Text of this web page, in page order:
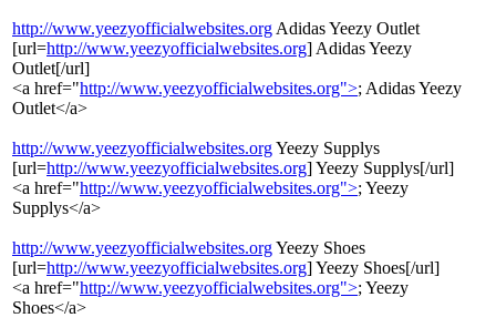
http://www.yeezyofficialwebsites.org Adidas Yeezy Outlet
[url=http://www.yeezyofficialwebsites.org] Adidas Yeezy
Outlet[/url]
<a href="http://www.yeezyofficialwebsites.org">; Adidas Yeezy
Outlet</a>
http://www.yeezyofficialwebsites.orgYeezy Supplys
[url=http://www.yeezyofficialwebsites.org] Yeezy Supplys[/url]
<a href="http://www.yeezyofficialwebsites.org">; Yeezy
Supplys</a>
http://www.yeezyofficialwebsites.orgYeezy Shoes
[url=http://www.yeezyofficialwebsites.org] Yeezy Shoes[/url]
<a href="http://www.yeezyofficialwebsites.org">; Yeezy
Shoes</a>